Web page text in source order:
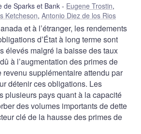
de Sparks et Bank Eugene Trostin,
Ketcheson, Antonio Diez de los Rios
et à l’étranger, les rendements
d’État à long terme sont
élevés malgré la baisse des taux
à l’augmentation des primes de
revenu supplémentaire attendu par
détenir ces obligations. Les
plusieurs pays quant à la capacité
des volumes importants de dette
clé de la hausse des primes de